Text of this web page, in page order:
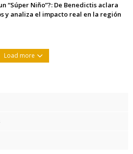
“Súper Niño”?: De Benedictis aclara
y analiza el impacto real en la región
Load more